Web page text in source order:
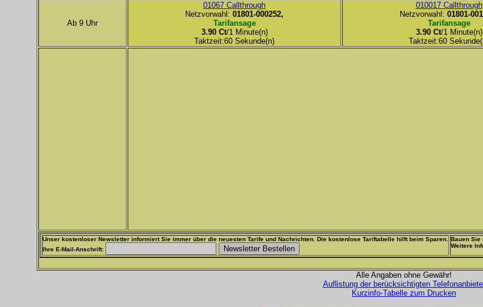
Ab 9 Uhr
01067 Callthrough
Netzvorwahl: 01801-000252,
Tarifansage
3.90 Ct/1 Minute(n)
Taktzeit:60 Sekunde(n)
010017 Callthrough
Netzvorwahl: 01801-
Tarifansage
3.90 Ct/1 Minute(n)
Taktzeit:60
Unser kostenloser Newsletter informiert Sie immer über die neuesten Tarife und Nachrichten. Die kostenlose Tariftabelle hilft beim Sparen.
Ihre E-Mail-Anschrift:
Bauen Sie
Weitere
Alle Angaben ohne Gewähr!
Auflistung der berücksichtigten
Kurzinfo-Tabelle zum Drucken